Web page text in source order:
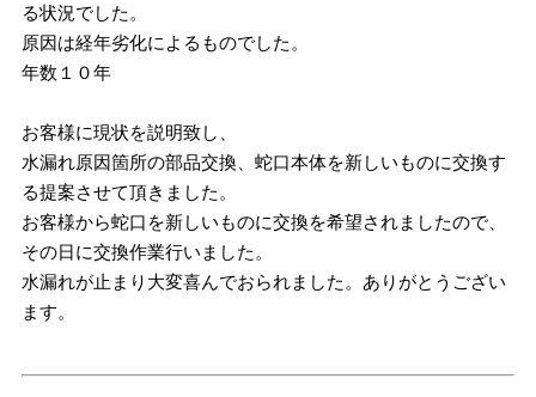
る状況でした。
原因は経年劣化によるものでした。
年数１０年
お客様に現状を説明致し、
水漏れ原因箇所の部品交換、蛇口本体を新しいものに交換す
る提案させて頂きました。
お客様から蛇口を新しいものに交換を希望されましたので、
その日に交換作業行いました。
水漏れが止まり大変喜んでおられました。ありがとうござい
ます。